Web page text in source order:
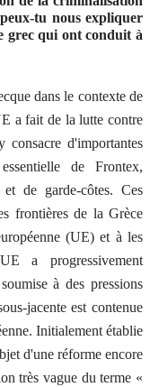
tu nous expliquer
grec qui ont conduit à
dans le contexte de
a fait de la lutte contre
d'importantes
de Frontex,
de garde-côtes. Ces
frontières de la Grèce
(UE) et à les
a progressivement
à des pressions
jacente est contenue
Initialement établie
d'une réforme encore
très vague du terme «